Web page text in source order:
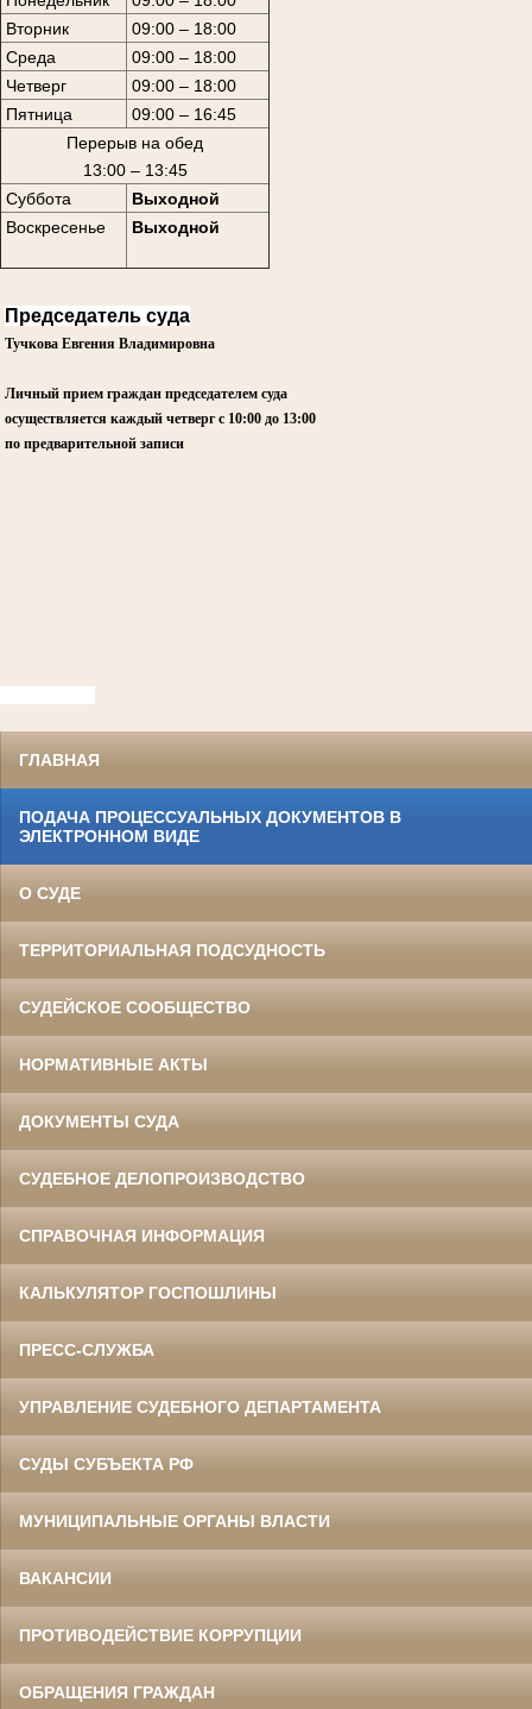
Вторник
09:00 – 18:00
Среда
09:00 – 18:00
Четверг
09:00 – 18:00
Пятница
09:00 – 16:45
Перерыв на обед
13:00 – 13:45
Суббота
Выходной
Воскресенье
Выходной
Председатель суда
Тучкова Евгения Владимировна
Личный прием граждан председателем суда
осуществляется каждый четвергс 10:00 до 13:00
по предварительной записи
ГЛАВНАЯ
ПОДАЧА ПРОЦЕССУАЛЬНЫХ ДОКУМЕНТОВ В
ЭЛЕКТРОННОМ ВИДЕ
О СУДЕ
ТЕРРИТОРИАЛЬНАЯ ПОДСУДНОСТЬ
СУДЕЙСКОЕ СООБЩЕСТВО
НОРМАТИВНЫЕ АКТЫ
ДОКУМЕНТЫ СУДА
СУДЕБНОЕ ДЕЛОПРОИЗВОДСТВО
СПРАВОЧНАЯ ИНФОРМАЦИЯ
КАЛЬКУЛЯТОР ГОСПОШЛИНЫ
ПРЕСС-СЛУЖБА
УПРАВЛЕНИЕ СУДЕБНОГО ДЕПАРТАМЕНТА
СУДЫ СУБЪЕКТА РФ
МУНИЦИПАЛЬНЫЕ ОРГАНЫ ВЛАСТИ
ВАКАНСИИ
ПРОТИВОДЕЙСТВИЕ КОРРУПЦИИ
ОБРАЩЕНИЯ ГРАЖДАН